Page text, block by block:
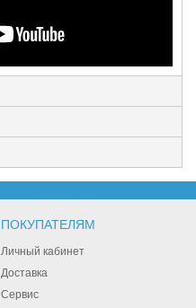
ПОКУПАТЕЛЯМ
Личный кабинет
Доставка
Сервис